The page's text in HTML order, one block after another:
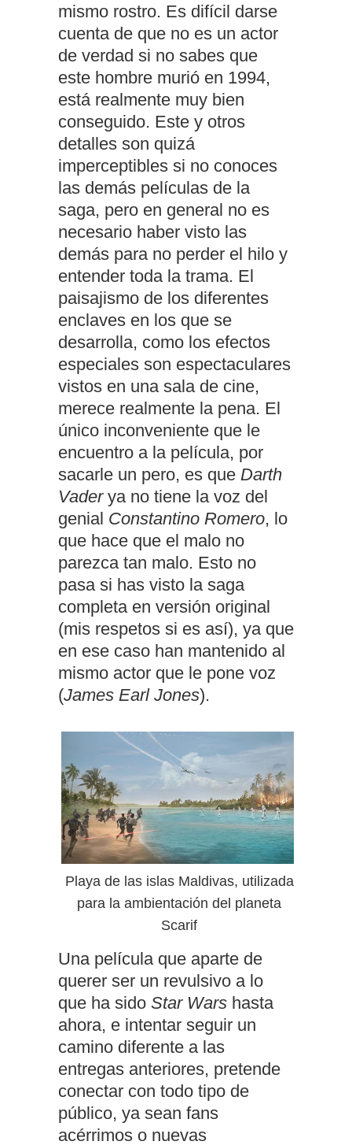
mismo rostro. Es difícil darse
cuenta de que no es un actor
de verdad si no sabes que
este hombre murió en 1994,
está realmente muy bien
conseguido. Este y otros
detalles son quizá
imperceptibles si no conoces
las demás películas de la
saga, pero en general no es
necesario haber visto las
demás para no perder el hilo y
entender toda la trama. El
paisajismo de los diferentes
enclaves en los que se
desarrolla, como los efectos
especiales son espectaculares
vistos en una sala de cine,
merece realmente la pena. El
único inconveniente que le
encuentro a la película, por
sacarle un pero, es que Darth
Vaderya no tiene la voz del
genial Constantino Romero, lo
que hace que el malo no
parezca tan malo. Esto no
pasa si has visto la saga
completa en versión original
(mis respetos si es así), ya que
en ese caso han mantenido al
mismo actor que le pone voz
(James Earl Jones).
Playa de las islas Maldivas, utilizada
para la ambientación del planeta
Scarif
Una película que aparte de
querer ser un revulsivo a lo
que ha sido Star Wars hasta
ahora, e intentar seguir un
camino diferente a las
entregas anteriores, pretende
conectar con todo tipo de
público, ya sean fans
acérrimos o nuevas